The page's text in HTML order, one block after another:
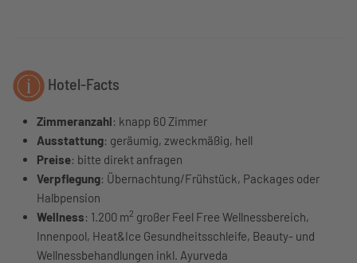
Hotel-Facts
Zimmeranzahl: knapp 60 Zimmer
Ausstattung: geräumig, zweckmäßig, hell
Preise: bitte direkt anfragen
Verpflegung: Übernachtung/Frühstück, Packages oder
Halbpension
Wellness: 1.200 m2 großer Feel Free Wellnessbereich,
Innenpool, Heat&Ice Gesundheitsschleife, Beauty- und
Wellnessbehandlungen inkl. Ayurveda